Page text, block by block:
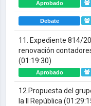
Aprobado
Debate
11. Expediente 814/
renovación
(01:19:30)
Aprobado
12.Propuesta del
la II República